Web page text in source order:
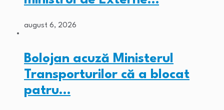
august 6, 2026
Bolojan acuză Ministerul
Transporturilor că a blocat
patru…